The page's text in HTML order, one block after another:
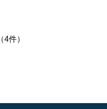
（4件）